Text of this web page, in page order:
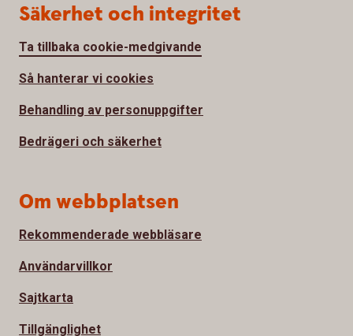
Säkerhet och integritet
Ta tillbaka cookie-medgivande
Så hanterar vi cookies
Behandling av personuppgifter
Bedrägeri och säkerhet
Om webbplatsen
Rekommenderade webbläsare
Användarvillkor
Sajtkarta
Tillgänglighet